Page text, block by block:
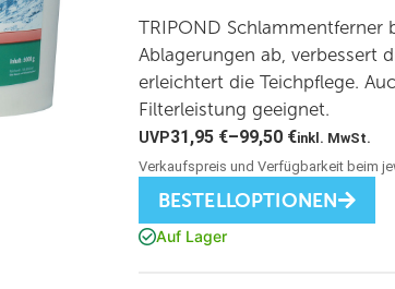
TRIPOND Schlammentferner
Ablagerungen ab, verbessert
erleichtert die Teichpflege.
Filterleistung geeignet.
31,95 €–99,50 €inkl. MwSt.
BESTELLOPTIONEN
Auf Lager